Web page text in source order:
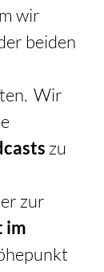
wir
beiden
Wir
zu
zur
im